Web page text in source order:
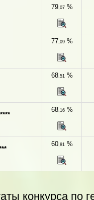
79,07%
77,09%
68,51%
68,16%
60,81%
конкурса по